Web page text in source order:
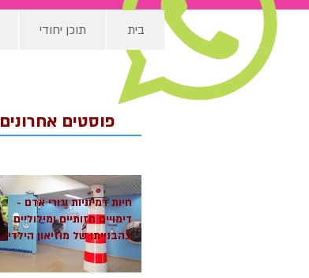
תוכן יחודי בית
פוסטים אחרונים
חיות דמיוניות וגורי אדם -
דימויים חזותיים ומילוליים
בהבנייתו של מוזיאון הילדים
הישראלי בחולון כמרחב
שמיטיב עם ילדים